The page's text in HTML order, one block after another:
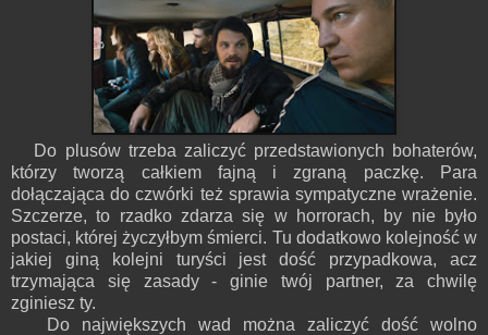
Do plusów trzeba zaliczyć przedstawionych bohaterów,
którzy tworzą całkiem fajną i zgraną paczkę. Para
dołączająca do czwórki też sprawia sympatyczne wrażenie.
Szczerze, to rzadko zdarza się w horrorach, by nie było
postaci, której życzyłbym śmierci. Tu dodatkowo kolejność w
jakiej giną kolejni turyści jest dość przypadkowa, acz
trzymająca się zasady - ginie twój partner, za chwilę
zginiesz ty.
Do największych wad można zaliczyć dość wolno